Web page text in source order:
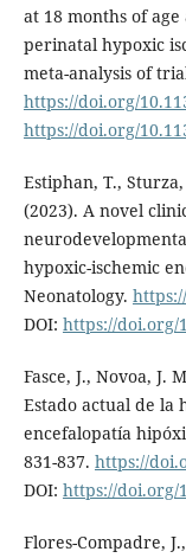
at 18 months of
perinatal hypoxic
meta-analysis of
https://doi.org/
https://doi.org/
Estiphan, T.,
(2023). A novel
hypoxic-ischemic
Neonatology.
DOI: https://doi.org/
Fasce, J., Novoa, J.
Estado actual de la
encefalopatía
831-837. https://
DOI: https://doi.org/
Flores-Compadre,